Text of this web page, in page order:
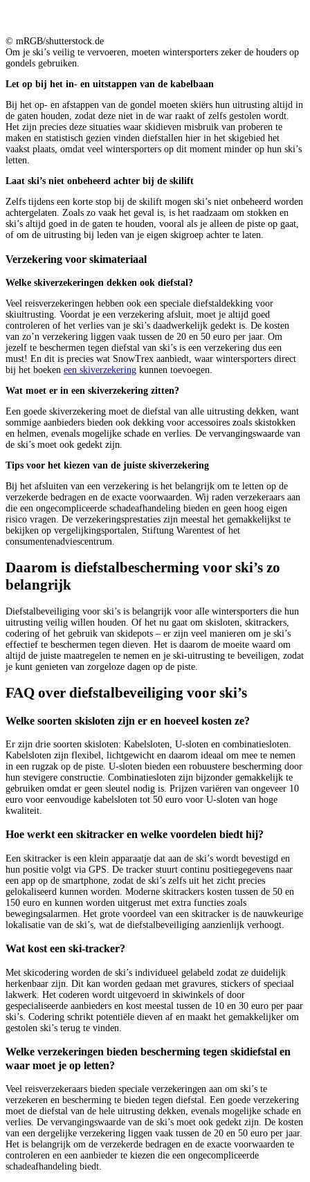
© mRGB/shutterstock.de
Om je ski’s veilig te vervoeren, moeten wintersporters zeker de houders op
gondels gebruiken.
Let op bij het in- en uitstappen van de kabelbaan
Bij het op- en afstappen van de gondel moeten skiërs hun uitrusting altijd in
de gaten houden, zodat deze niet in de war raakt of zelfs gestolen wordt.
Het zijn precies deze situaties waar skidieven misbruik van proberen te
maken en statistisch gezien vinden diefstallen hier in het skigebied het
vaakst plaats, omdat veel wintersporters op dit moment minder op hun ski’s
letten.
Laat ski’s niet onbeheerd achter bij de skilift
Zelfs tijdens een korte stop bij de skilift mogen ski’s niet onbeheerd worden
achtergelaten. Zoals zo vaak het geval is, is het raadzaam om stokken en
ski’s altijd goed in de gaten te houden, vooral als je alleen de piste op gaat,
of om de uitrusting bij leden van je eigen skigroep achter te laten.
Verzekering voor skimateriaal
Welke skiverzekeringen dekken ook diefstal?
Veel reisverzekeringen hebben ook een speciale diefstaldekking voor
skiuitrusting. Voordat je een verzekering afsluit, moet je altijd goed
controleren of het verlies van je ski’s daadwerkelijk gedekt is. De kosten
van zo’n verzekering liggen vaak tussen de 20 en 50 euro per jaar. Om
jezelf te beschermen tegen diefstal van ski’s is een verzekering dus een
must! En dit is precies wat SnowTrex aanbiedt, waar wintersporters direct
bij het boeken een skiverzekering kunnen toevoegen.
Wat moet er in een skiverzekering zitten?
Een goede skiverzekering moet de diefstal van alle uitrusting dekken, want
sommige aanbieders bieden ook dekking voor accessoires zoals skistokken
en helmen, evenals mogelijke schade en verlies. De vervangingswaarde van
de ski’s moet ook gedekt zijn.
Tips voor het kiezen van de juiste skiverzekering
Bij het afsluiten van een verzekering is het belangrijk om te letten op de
verzekerde bedragen en de exacte voorwaarden. Wij raden verzekeraars aan
die een ongecompliceerde schadeafhandeling bieden en geen hoog eigen
risico vragen. De verzekeringsprestaties zijn meestal het gemakkelijkst te
bekijken op vergelijkingsportalen, Stiftung Warentest of het
consumentenadviescentrum.
Daarom is diefstalbescherming voor ski’s zo
belangrijk
Diefstalbeveiliging voor ski’s is belangrijk voor alle wintersporters die hun
uitrusting veilig willen houden. Of het nu gaat om skisloten, skitrackers,
codering of het gebruik van skidepots – er zijn veel manieren om je ski’s
effectief te beschermen tegen dieven. Het is daarom de moeite waard om
altijd de juiste maatregelen te nemen en je ski-uitrusting te beveiligen, zodat
je kunt genieten van zorgeloze dagen op de piste.
FAQ over diefstalbeveiliging voor ski’s
Welke soorten skisloten zijn er en hoeveel kosten ze?
Er zijn drie soorten skisloten: Kabelsloten, U-sloten en combinatiesloten.
Kabelsloten zijn flexibel, lichtgewicht en daarom ideaal om mee te nemen
in een rugzak op de piste. U-sloten bieden een robuustere bescherming door
hun stevigere constructie. Combinatiesloten zijn bijzonder gemakkelijk te
gebruiken omdat er geen sleutel nodig is. Prijzen variëren van ongeveer 10
euro voor eenvoudige kabelsloten tot 50 euro voor U-sloten van hoge
kwaliteit.
Hoe werkt een skitracker en welke voordelen biedt hij?
Een skitracker is een klein apparaatje dat aan de ski’s wordt bevestigd en
hun positie volgt via GPS. De tracker stuurt continu positiegegevens naar
een app op de smartphone, zodat de ski’s zelfs uit het zicht precies
gelokaliseerd kunnen worden. Moderne skitrackers kosten tussen de 50 en
150 euro en kunnen worden uitgerust met extra functies zoals
bewegingsalarmen. Het grote voordeel van een skitracker is de nauwkeurige
lokalisatie van de ski’s, wat de diefstalbeveiliging aanzienlijk verhoogt.
Wat kost een ski-tracker?
Met skicodering worden de ski’s individueel gelabeld zodat ze duidelijk
herkenbaar zijn. Dit kan worden gedaan met gravures, stickers of speciaal
lakwerk. Het coderen wordt uitgevoerd in skiwinkels of door
gespecialiseerde aanbieders en kost meestal tussen de 10 en 30 euro per paar
ski’s. Codering schrikt potentiële dieven af en maakt het gemakkelijker om
gestolen ski’s terug te vinden.
Welke verzekeringen bieden bescherming tegen skidiefstal en
waar moet je op letten?
Veel reisverzekeraars bieden speciale verzekeringen aan om ski’s te
verzekeren en bescherming te bieden tegen diefstal. Een goede verzekering
moet de diefstal van de hele uitrusting dekken, evenals mogelijke schade en
verlies. De vervangingswaarde van de ski’s moet ook gedekt zijn. De kosten
van een dergelijke verzekering liggen vaak tussen de 20 en 50 euro per jaar.
Het is belangrijk om de verzekerde bedragen en de exacte voorwaarden te
controleren en een aanbieder te kiezen die een ongecompliceerde
schadeafhandeling biedt.